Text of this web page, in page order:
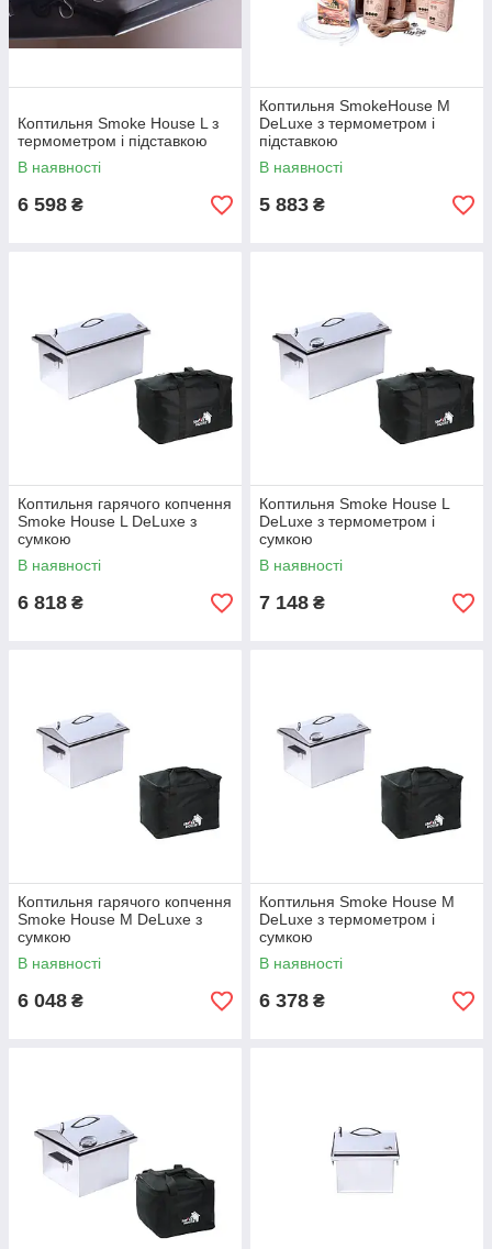
Коптильня Smoke House L з
термометром і підставкою
В наявності
6 598 ₴
Коптильня SmokeHouse M
DeLuxe з термометром і
підставкою
В наявності
5 883 ₴
Коптильня гарячого копчення
Smoke House L DeLuxe з
сумкою
В наявності
6 818 ₴
Коптильня Smoke House L
DeLuxe з термометром і
сумкою
В наявності
7 148 ₴
Коптильня гарячого копчення
Smoke House M DeLuxe з
сумкою
В наявності
6 048 ₴
Коптильня Smoke House M
DeLuxe з термометром і
сумкою
В наявності
6 378 ₴